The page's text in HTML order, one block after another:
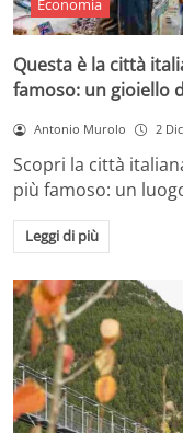
Economia
Questa è la città
famoso: un gioiello
Antonio Murolo 2
Scopri la città
più famoso: un
Leggi di più